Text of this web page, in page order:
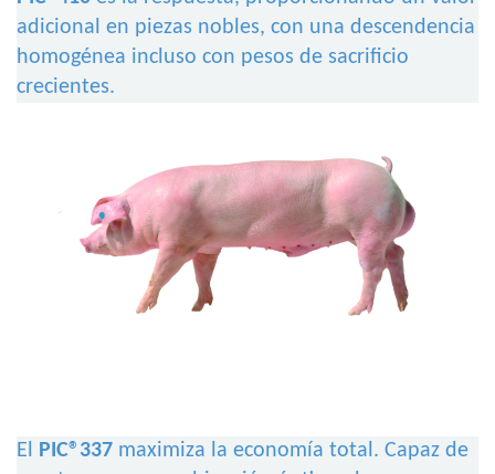
adicional en piezas nobles, con una descendencia
homogénea incluso con pesos de sacrificio
crecientes.
El PIC®337 maximiza la economía total. Capaz de